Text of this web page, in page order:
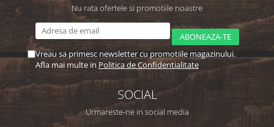
Nu rata ofertele si promotiile noastre
Vreau sa primesc newsletter cu promotiile magazinului.
Afla mai multe in Politica de Confidentialitate
SOCIAL
Urmareste-ne in social media